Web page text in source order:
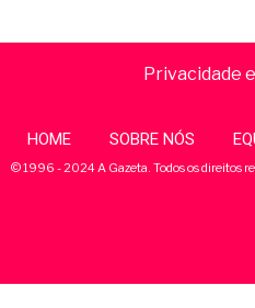
Privacidade
HOME SOBRE NÓS
© 1996 - 2024 A Gazeta. Todos os direitos